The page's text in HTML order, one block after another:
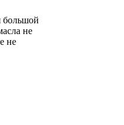
большой
не
не